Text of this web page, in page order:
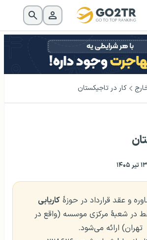
کار در تاجیکستان
۱۳ تیر ۱۴۰۵
و عقد قرارداد در حوزهٔکاریابی
در شعبهٔ مرکزی موسسه (واقع در
تهران) ارائه می‌شود.